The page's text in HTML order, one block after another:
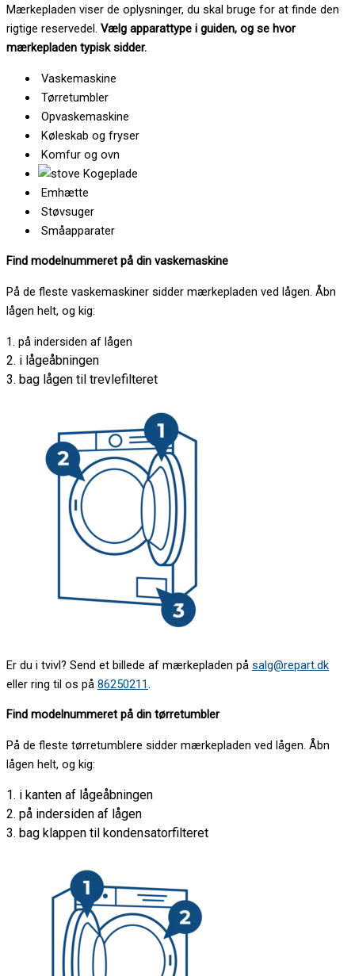
Mærkepladen viser de oplysninger, du skal bruge for at finde den
rigtige reservedel. Vælg apparattype i guiden, og se hvor
mærkepladen typisk sidder.
Vaskemaskine
Tørretumbler
Opvaskemaskine
Køleskab og fryser
Komfur og ovn
Kogeplade
Emhætte
Støvsuger
Småapparater
Find modelnummeret på din vaskemaskine
På de fleste vaskemaskiner sidder mærkepladen ved lågen. Åbn
lågen helt, og kig:
1. på indersiden af lågen
2. i lågeåbningen
3. bag lågen til trevlefilteret
Er du i tvivl? Send et billede af mærkepladen på salg@repart.dk
eller ring til os på 86250211.
Find modelnummeret på din tørretumbler
På de fleste tørretumblere sidder mærkepladen ved lågen. Åbn
lågen helt, og kig:
1. i kanten af lågeåbningen
2. på indersiden af lågen
3. bag klappen til kondensatorfilteret